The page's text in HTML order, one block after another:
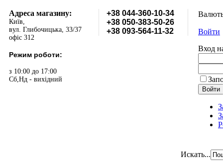
Адреса магазину:
Київ,
вул. Глибочицька, 33/37
офіс 312
Режим роботи:
з 10:00 до 17:00
Сб,Нд - вихідний
+38 044-360-10-34
+38 050-383-50-26
+38 093-564-11-32
Войти
Вход
Искать...